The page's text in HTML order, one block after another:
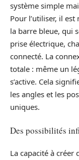
système simple
Pour l’utiliser, il
la barre bleue, qui
prise électrique,
connecté. La
totale : même un
s’active. Cela
les angles et les
uniques.
Des possibilités
La capacité à